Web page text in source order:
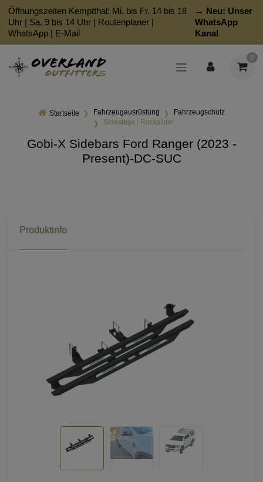
Öffnungszeiten Kemptthal: Mi. bis Fr. 14 bis 18
Uhr | Sa. 9 bis 14 Uhr | Routenplaner |
WhatsApp | E-Mail
→ Neu: Unser
WhatsApp
Kanal
0
Startseite Fahrzeugausrüstung
Fahrzeugschutz
Sidesteps / Rockslider
Gobi-X Sidebars Ford Ranger (2023 -
Present)-DC-SUC
Produktinfo